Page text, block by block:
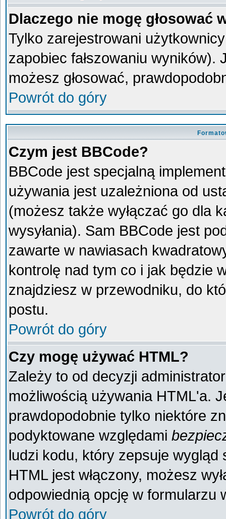
Dlaczego nie mogę głosować
Tylko zarejestrowani
zapobiec fałszowaniu wyników).
możesz głosować,
Powrót do góry
Czym jest BBCode?
BBCode jest specjalną
używania jest uzależniona od
(możesz także wyłączać go dla
wysyłania). Sam BBCode jest
zawarte w nawiasach
kontrolę nad tym co i jak będzie
znajdziesz w przewodniku, do
postu.
Powrót do góry
Czy mogę używać HTML?
Zależy to od decyzji
możliwością używania HTML'a.
prawdopodobnie tylko niektóre
podyktowane względami
ludzi kodu, który zepsuje wygląd
HTML jest włączony, możesz
odpowiednią opcję w formularzu
Powrót do góry